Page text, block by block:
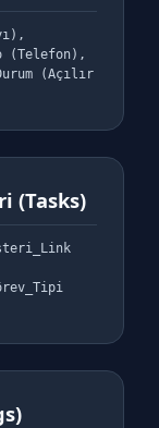
(Telefon),
(Açılır
(Tasks)